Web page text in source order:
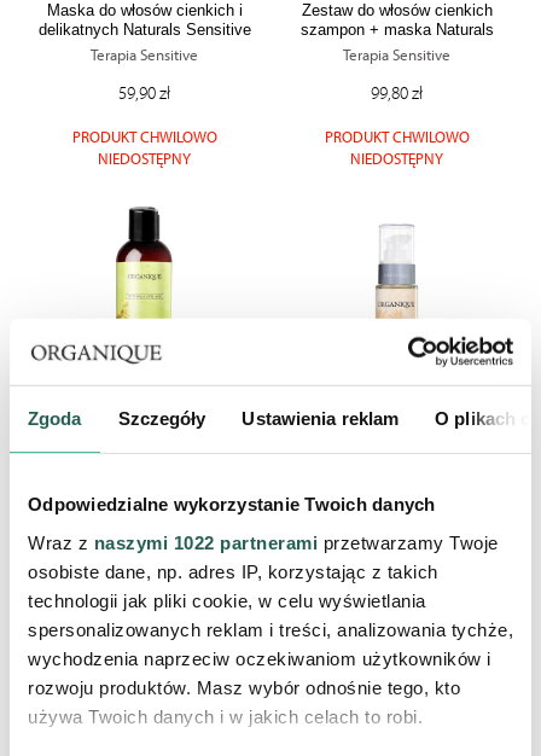
Zgoda Szczegóły Ustawienia reklam O plikach
Odpowiedzialne wykorzystanie Twoich danych
Wraz z naszymi 1022 partnerami przetwarzamy Twoje
osobiste dane, np. adres IP, korzystając z takich
technologii jak pliki cookie, w celu wyświetlania
spersonalizowanych reklam i treści, analizowania tychże,
wychodzenia naprzeciw oczekiwaniom użytkowników i
rozwoju produktów. Masz wybór odnośnie tego, kto
używa Twoich danych i w jakich celach to robi.
Maska do włosów cienkich i
delikatnych Naturals Sensitive
Terapia Sensitive
59,90 zł
PRODUKT CHWILOWO
NIEDOSTĘPNY
Zestaw do włosów cienkich
szampon + maska Naturals
Sensitive
Terapia Sensitive
99,80 zł
PRODUKT CHWILOWO
NIEDOSTĘPNY
PRODUKT CHWILOWO
NIEDOSTĘPNY
PRODUKT CHWILOWO
NIEDOSTĘPNY